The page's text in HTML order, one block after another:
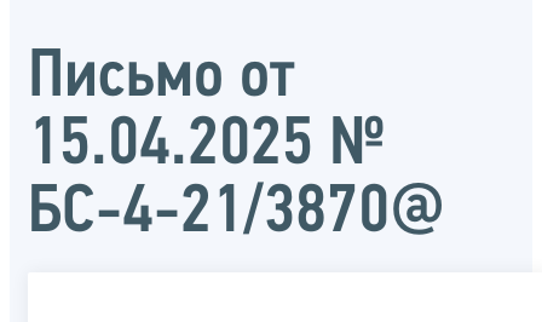
Письмо от
15.04.2025 №
БС-4-21/3870@